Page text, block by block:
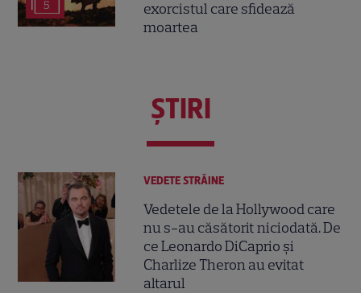
5
exorcistul care sfidează
moartea
ŞTIRI
VEDETE STRĂINE
Vedetele de la Hollywood care
nu s-au căsătorit niciodată. De
ce Leonardo DiCaprio și
Charlize Theron au evitat
altarul